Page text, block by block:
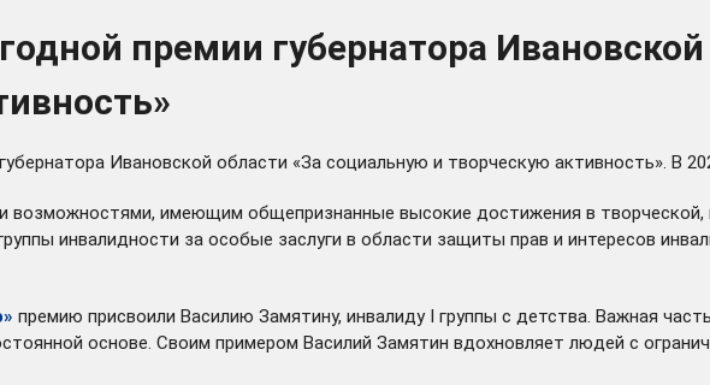
премии губернатора Ивановской
Ивановской области «За социальную и творческую активность». В
имеющим общепризнанные высокие достижения в творческой,
инвалидности за особые заслуги в области защиты прав и интересов
премию присвоили Василию Замятину, инвалиду I группы с детства. Важная
основе. Своим примером Василий Замятин вдохновляет людей с